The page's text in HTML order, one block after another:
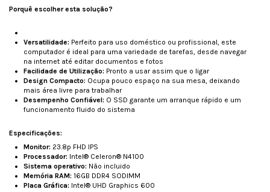
Porquê escolher esta solução?
Versatilidade: Perfeito para uso doméstico ou profissional, este
computador é ideal para uma variedade de tarefas, desde navegar
na internet até editar documentos e fotos
Facilidade de Utilização: Pronto a usar assim que o ligar
Design Compacto: Ocupa pouco espaço na sua mesa, deixando
mais área livre para trabalhar
Desempenho Confiável: O SSD garante um arranque rápido e um
funcionamento fluido do sistema
Especificações:
Monitor: 23.8p FHD IPS
Processador: Intel® Celeron® N4100
Sistema operativo: Não incluido
Memória RAM: 16GB DDR4 SODIMM
Placa Gráfica: Intel® UHD Graphics 600